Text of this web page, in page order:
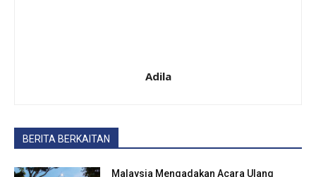
Adila
BERITA BERKAITAN
Malaysia Mengadakan Acara Ulang